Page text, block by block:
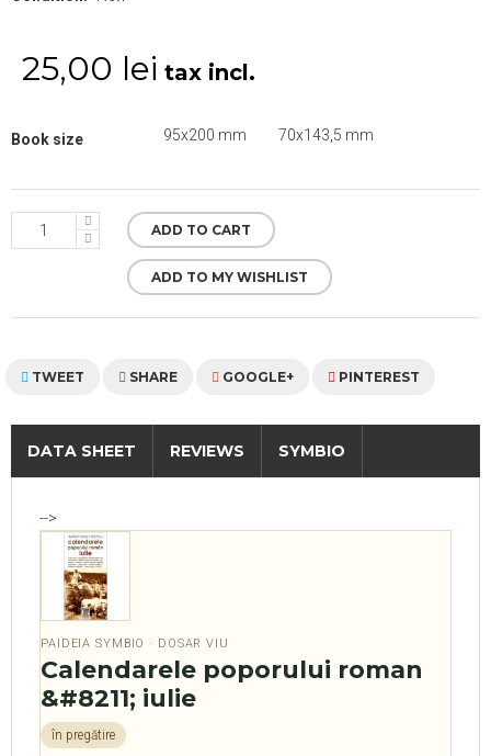
25,00 lei tax incl.
Book size 95x200 mm 70x143,5 mm
ADD TO CART
ADD TO MY WISHLIST
TWEET SHARE GOOGLE+ PINTEREST
DATA SHEET REVIEWS SYMBIO
-->
PAIDEIA SYMBIO · DOSAR VIU
Calendarele poporului roman
&#8211; iulie
în pregătire